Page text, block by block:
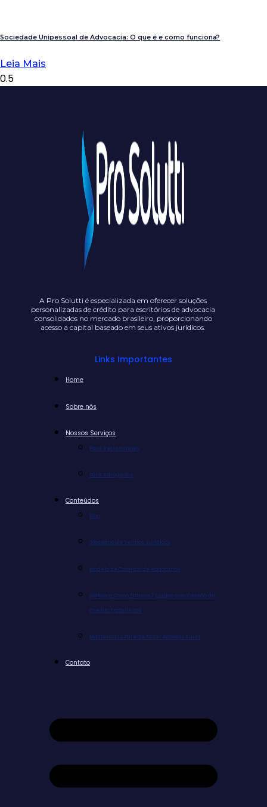
Sociedade Unipessoal de Advocacia: O que é e como funciona?
Leia Mais
A Pro Solutti é especializada em oferecer soluções
personalizadas de crédito para escritórios de advocacia
consolidados no mercado brasileiro, proporcionando
acesso a capital baseado em seus ativos jurídicos.
Links Importantes
Home
Sobre nós
Nossos Serviços
Para Reclamantes
Para Advogados
Conteúdos
Blog
Glossário de Termos Jurídicos
Modelo de Contrato de Honorários
Webinar Como Faturar 7 Dígitos com Cessão de
Crédito Trabalhista
Masterclass Pare de Fazer Acordos Ruins
Contato